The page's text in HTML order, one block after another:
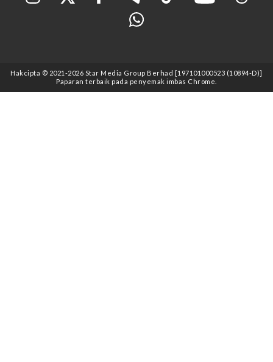
Hakcipta © 2021 -2026 Star Media Group Berhad [197101000523 (10894-D)]
Paparan terbaik pada penyemak imbas Chrome.